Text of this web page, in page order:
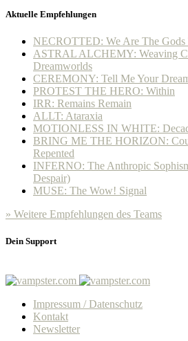
Aktuelle Empfehlungen
NECROTTED: We Are The Gods
ASTRAL ALCHEMY: Weaving
Dreamworlds
CEREMONY: Tell Me Your
PROTEST THE HERO: Within
IRR: Remains Remain
ALLT: Ataraxia
MOTIONLESS IN WHITE:
BRING ME THE HORIZON:
Repented
INFERNO: The Anthropic
Despair)
MUSE: The Wow! Signal
» Weitere Empfehlungen des Teams
Dein Support
Impressum / Datenschutz
Kontakt
Newsletter